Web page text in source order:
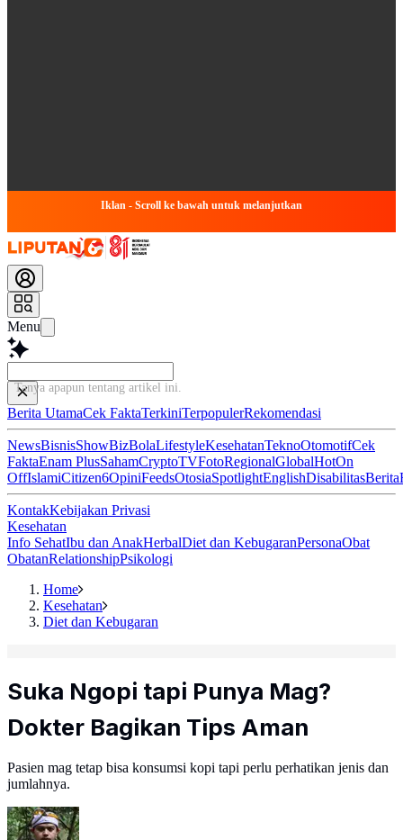
Iklan - Scroll ke bawah untuk melanjutkan
Menu
Tanya apapun tentang artikel ini
Berita UtamaCek FaktaTerkiniTerpopulerRekomendasi
NewsBisnisShowBizBolaLifestyleKesehatanTeknoOtomotifCek
FaktaEnam PlusSahamCryptoTVFotoRegionalGlobalHotOn
OffIslamiCitizen6OpiniFeedsOtosiaSpotlightEnglishDisabilitasBerita
KontakKebijakan Privasi
Kesehatan
Info SehatIbu dan AnakHerbalDiet dan KebugaranPersonaObat
ObatanRelationshipPsikologi
Home
Kesehatan
Diet dan Kebugaran
Suka Ngopi tapi Punya Mag?
Dokter Bagikan Tips Aman
Pasien mag tetap bisa konsumsi kopi tapi perlu perhatikan jenis dan
jumlahnya.